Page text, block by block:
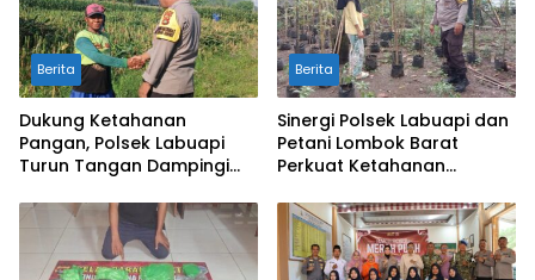
Berita
Dukung Ketahanan
Pangan, Polsek Labuapi
Turun Tangan Dampingi
Bongkot
Berita
Sinergi Polsek Labuapi dan
Petani Lombok Barat
Perkuat Ketahanan